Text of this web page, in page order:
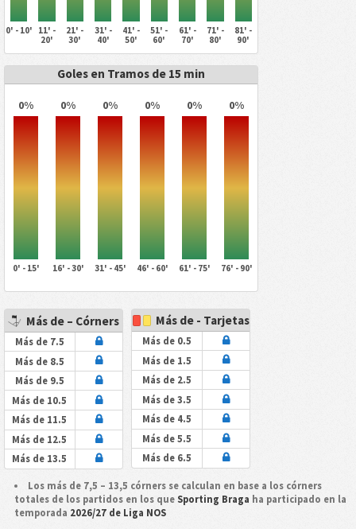
0' - 10'
11' -
20'
21' -
30'
31' -
40'
41' -
50'
51' -
60'
61' -
70'
71' -
80'
81' -
90'
Goles en Tramos de 15 min
0% 0% 0% 0% 0% 0%
0' - 15' 16' - 30' 31' - 45' 46' - 60' 61' - 75' 76' - 90'
Más de – Córners
Más de 7.5
Más de 8.5
Más de 9.5
Más de 10.5
Más de 11.5
Más de 12.5
Más de 13.5
Más de - Tarjetas
Más de 0.5
Más de 1.5
Más de 2.5
Más de 3.5
Más de 4.5
Más de 5.5
Más de 6.5
Los más de 7,5 – 13,5 córners se calculan en base a los córners
totales de los partidos en los que Sporting Braga ha participado en la
temporada 2026/27 de Liga NOS